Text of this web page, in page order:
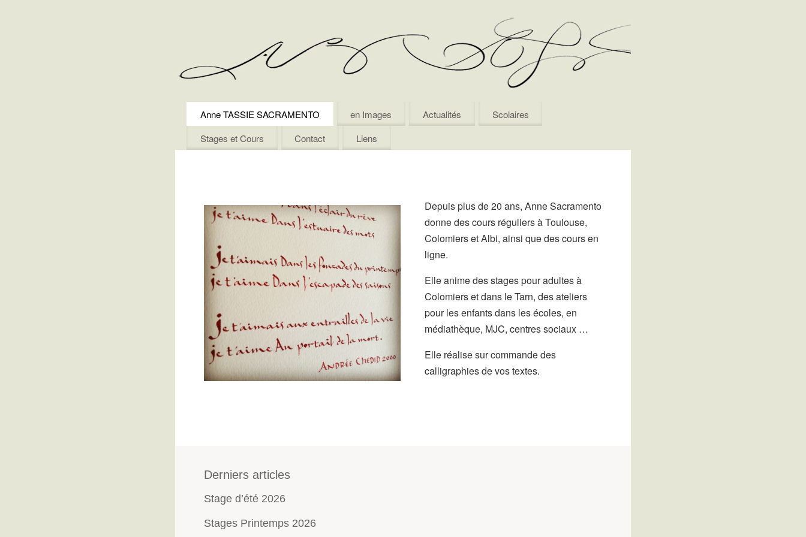
Anne TASSIE SACRAMENTO en Images Actualités
Scolaires
Stages et Cours
Contact Liens
Depuis plus de 20 ans, Anne Sacramento
donne des cours réguliers à Toulouse,
Colomiers et Albi, ainsi que des cours en
ligne.
Elle anime des stages pour adultes à
Colomiers et dans le Tarn, des ateliers
pour les enfants dans les écoles, en
médiathèque, MJC, centres sociaux …
Elle réalise sur commande des
calligraphies de vos textes.
Derniers articles
Stage d’été 2026
Stages Printemps 2026